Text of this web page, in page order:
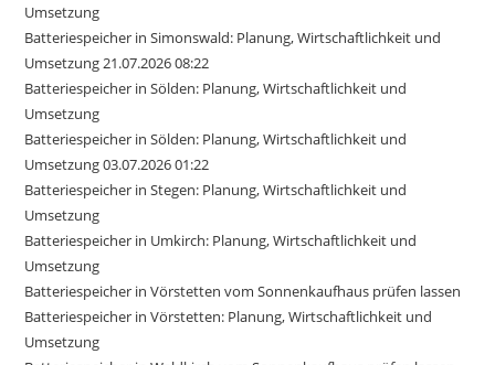
Umsetzung
Batteriespeicher in Simonswald: Planung, Wirtschaftlichkeit und
Umsetzung 21.07.2026 08:22
Batteriespeicher in Sölden: Planung, Wirtschaftlichkeit und
Umsetzung
Batteriespeicher in Sölden: Planung, Wirtschaftlichkeit und
Umsetzung 03.07.2026 01:22
Batteriespeicher in Stegen: Planung, Wirtschaftlichkeit und
Umsetzung
Batteriespeicher in Umkirch: Planung, Wirtschaftlichkeit und
Umsetzung
Batteriespeicher in Vörstetten vom Sonnenkaufhaus prüfen lassen
Batteriespeicher in Vörstetten: Planung, Wirtschaftlichkeit und
Umsetzung